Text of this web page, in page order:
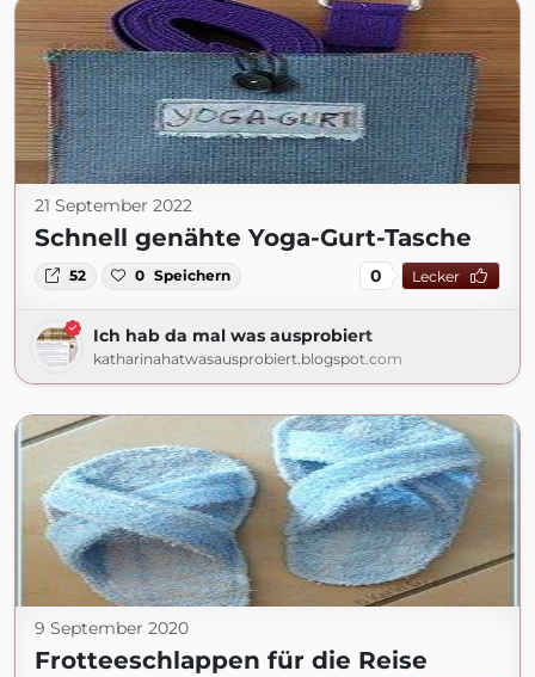
21 September 2022
Schnell genähte Yoga-Gurt-Tasche
52 0 Speichern 0 Lecker
Ich hab da mal was ausprobiert
katharinahatwasausprobiert.blogspot.com
9 September 2020
Frotteeschlappen für die Reise